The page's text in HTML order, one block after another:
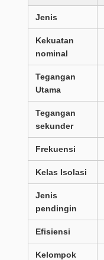
Jenis
Kekuatan
nominal
Tegangan
Utama
Tegangan
sekunder
Frekuensi
Kelas Isolasi
Jenis
pendingin
Efisiensi
Kelompok